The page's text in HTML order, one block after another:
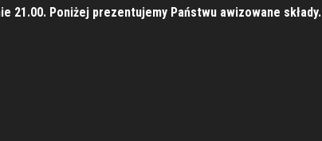
21.00. Poniżej prezentujemy Państwu awizowane składy.